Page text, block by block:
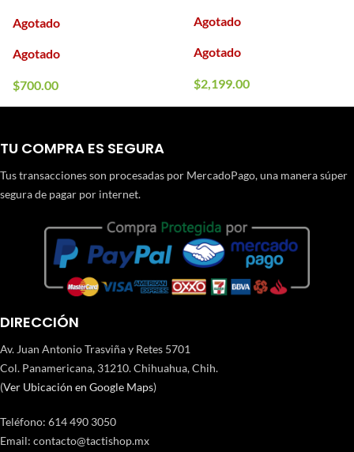
Agotado
Agotado
$700.00
Agotado
Agotado
$2,199.00
TU COMPRA ES SEGURA
Tus transacciones son procesadas por MercadoPago, una manera súper
segura de pagar por internet.
DIRECCIÓN
Av. Juan Antonio Trasviña y Retes 5701
Col. Panamericana, 31210. Chihuahua, Chih.
(Ver Ubicación en Google Maps)
Teléfono: 614 490 3050
Email: contacto@tactishop.mx